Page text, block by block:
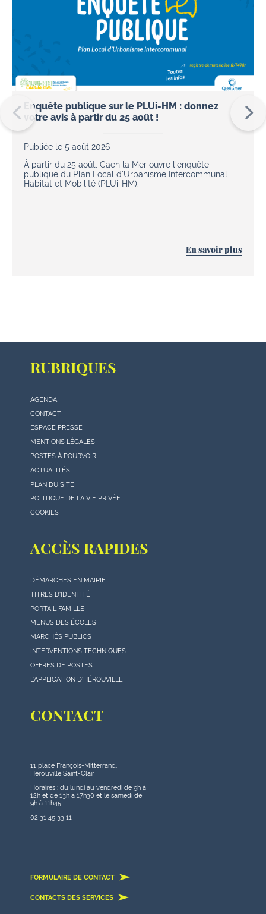
Enquête publique sur le PLUi-HM : donnez
votre avis à partir du 25 août !
Publiée le 5 août 2026
À partir du 25 août, Caen la Mer ouvre l'enquête
publique du Plan Local d'Urbanisme Intercommunal
Habitat et Mobilité (PLUi-HM).
En savoir plus
RUBRIQUES
Menu
"rubriques"
en
bas
de
page
AGENDA
CONTACT
ESPACE PRESSE
MENTIONS LÉGALES
POSTES À POURVOIR
ACTUALITÉS
PLAN DU SITE
POLITIQUE DE LA VIE PRIVÉE
COOKIES
ACCÈS RAPIDES
Menu
"Accès
rapides"
en
bas
de
page
DÉMARCHES EN MAIRIE
TITRES D'IDENTITÉ
PORTAIL FAMILLE
MENUS DES ÉCOLES
MARCHÉS PUBLICS
INTERVENTIONS TECHNIQUES
OFFRES DE POSTES
L'APPLICATION D'HÉROUVILLE
CONTACT
11 place François-Mitterrand,
Hérouville Saint-Clair
Horaires : du lundi au vendredi de 9h à
12h et de 13h à 17h30 et le samedi de
9h à 11h45.
02 31 45 33 11
FORMULAIRE DE CONTACT
CONTACTS DES SERVICES